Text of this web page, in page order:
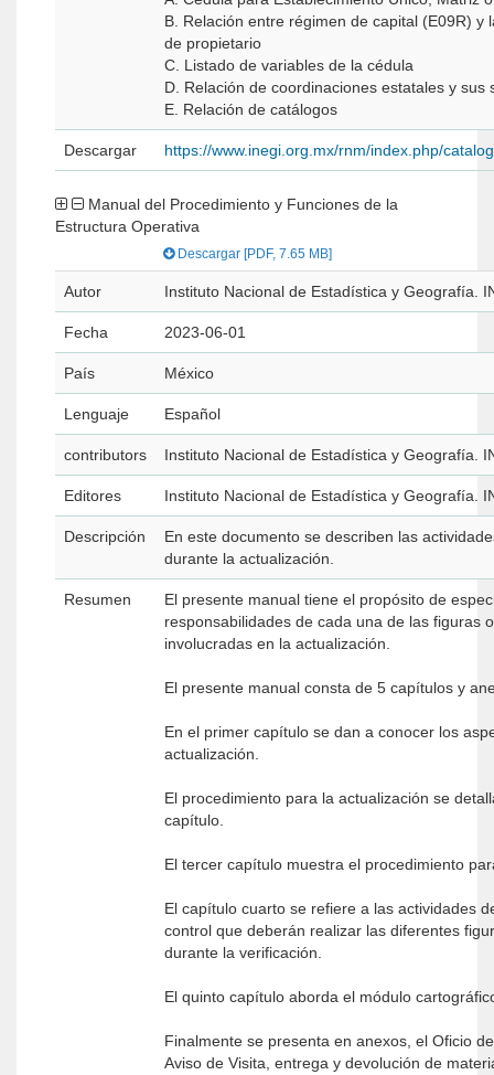
B. Relación entre régimen de capital (E09R) y
de propietario
C. Listado de variables de la cédula
D. Relación de coordinaciones estatales y sus
E. Relación de catálogos
Descargar https://www.inegi.org.mx/rnm/index.php/
Estructura Operativa
Descargar [PDF, 7.65 MB]
Autor Instituto Nacional de Estadística y Geografía.
Fecha 2023-06-01
País México
Lenguaje Español
contributors Instituto Nacional de Estadística y Geografía.
Editores Instituto Nacional de Estadística y Geografía.
Descripción
En este documento se describen las
durante la actualización.
Resumen
El presente manual tiene el propósito de
responsabilidades de cada una de las figuras
involucradas en la actualización.
El presente manual consta de 5 capítulos y
En el primer capítulo se dan a conocer los
actualización.
El procedimiento para la actualización se
capítulo.
El tercer capítulo muestra el procedimiento
El capítulo cuarto se refiere a las actividades
control que deberán realizar las diferentes
durante la verificación.
El quinto capítulo aborda el módulo
Finalmente se presenta en anexos, el Oficio
Aviso de Visita, entrega y devolución de